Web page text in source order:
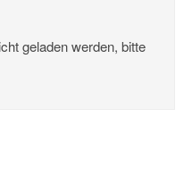
geladen werden, bitte